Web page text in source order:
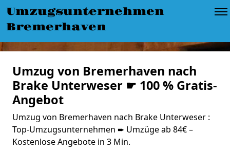
Umzugsunternehmen
Bremerhaven
Umzug von Bremerhaven nach
Brake Unterweser ☛ 100 % Gratis-
Angebot
Umzug von Bremerhaven nach Brake Unterweser :
Top-Umzugsunternehmen ➨ Umzüge ab 84€ –
Kostenlose Angebote in 3 Min.